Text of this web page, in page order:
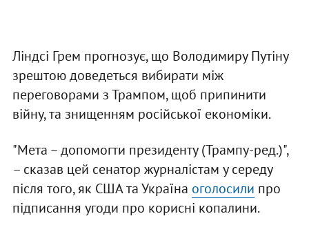
Ліндсі Грем прогнозує, що Володимиру Путіну
зрештою доведеться вибирати між
переговорами з Трампом, щоб припинити
війну, та знищенням російської економіки.
"Мета – допомогти президенту (Трампу-ред.)",
– сказав цей сенатор журналістам у середу
після того, як США та Україна оголосили про
підписання угоди про корисні копалини.